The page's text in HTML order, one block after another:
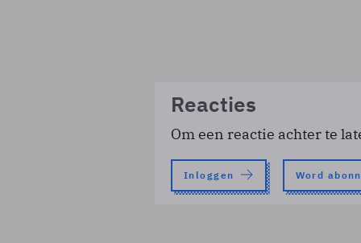
Reacties
Om een reactie achter te
Inloggen Word